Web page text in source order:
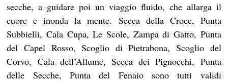
secche, a guidare poi un viaggio fluido, che allarga il
cuore e inonda la mente. Secca della Croce, Punta
Subbielli, Cala Cupa, Le Scole, Zampa di Gatto, Punta
del Capel Rosso, Scoglio di Pietrabona, Scoglio del
Corvo, Cala dell’Allume, Secca dei Pignocchi, Punta
delle Secche, Punta del Fenaio sono tutti validi